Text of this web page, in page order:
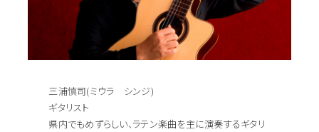
三浦慎司(ミウラ シンジ)
ギタリスト
県内でもめずらしい、ラテン楽曲を主に演奏するギタリ